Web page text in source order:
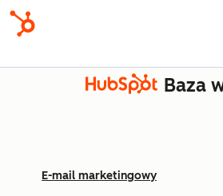
Baza
E-mail marketingowy